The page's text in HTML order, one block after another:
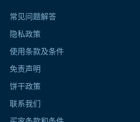
常见问题解答
隐私政策
使用条款及条件
免责声明
饼干政策
联系我们